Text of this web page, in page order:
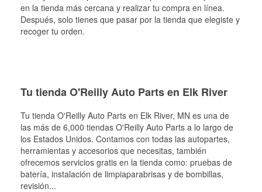
en la tienda más cercana y realizar tu compra en línea.
Después, solo tienes que pasar por la tienda que elegiste y
recoger tu orden.
Tu tienda O'Reilly Auto Parts en Elk River
Tu tienda O'Reilly Auto Parts en Elk River, MN es una de
las más de 6,000 tiendas O'Reilly Auto Parts a lo largo de
los Estados Unidos. Contamos con todas las autopartes,
herramientas y accesorios que necesitas, también
ofrecemos servicios gratis en la tienda como: pruebas de
batería, instalación de limpiaparabrisas y de bombillas,
revisión...